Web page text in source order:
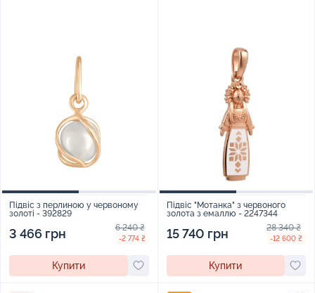
Підвіс з перлиною у червоному
золоті - 392829
3 466 грн 6 240 ₴
-2 774 ₴
Купити
Підвіс "Мотанка" з червоного
золота з емаллю - 2247344
15 740 грн 28 340 ₴
-12 600 ₴
Купити